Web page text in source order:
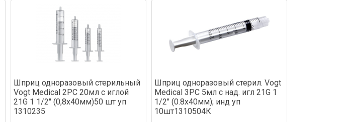
Шприц одноразовый стерильный
Vogt Medical 2PC 20мл с иглой
21G 1 1/2" (0,8х40мм)50 шт уп
1310235
Шприц одноразовый стерил. Vogt
Medical 3PC 5мл с над. игл 21G 1
1/2" (0.8x40мм); инд уп
10шт1310504К